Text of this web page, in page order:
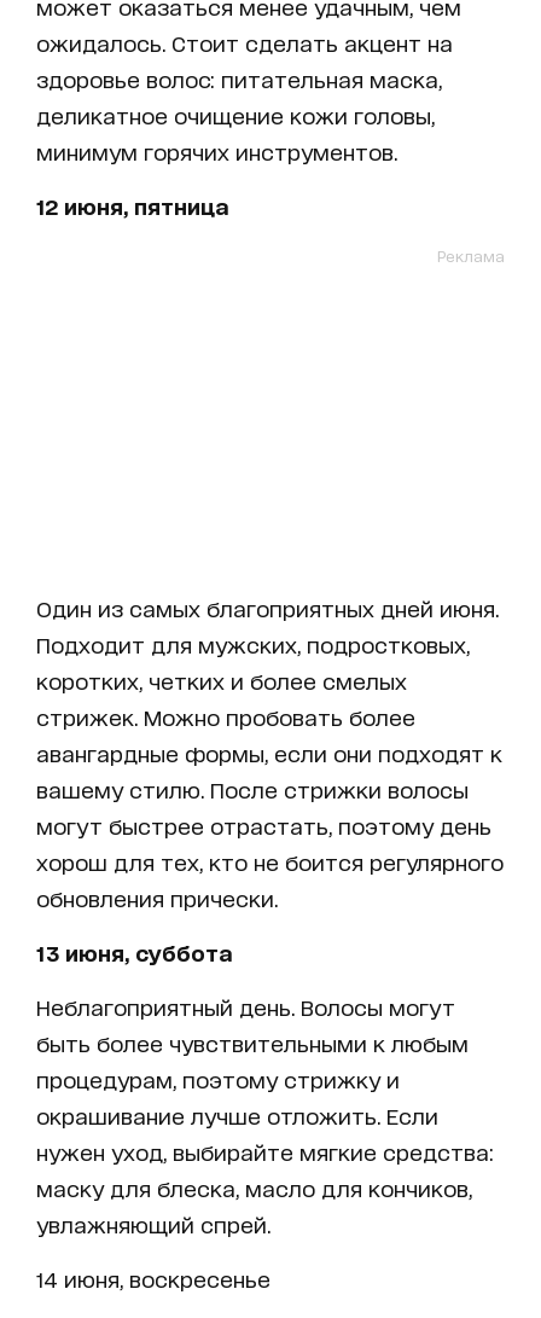
может оказаться менее удачным, чем
ожидалось. Стоит сделать акцент на
здоровье волос: питательная маска,
деликатное очищение кожи головы,
минимум горячих инструментов.
12 июня, пятница
Реклама
Один из самых благоприятных дней июня.
Подходит для мужских, подростковых,
коротких, четких и более смелых
стрижек. Можно пробовать более
авангардные формы, если они подходят к
вашему стилю. После стрижки волосы
могут быстрее отрастать, поэтому день
хорош для тех, кто не боится регулярного
обновления прически.
13 июня, суббота
Неблагоприятный день. Волосы могут
быть более чувствительными к любым
процедурам, поэтому стрижку и
окрашивание лучше отложить. Если
нужен уход, выбирайте мягкие средства:
маску для блеска, масло для кончиков,
увлажняющий спрей.
14 июня, воскресенье